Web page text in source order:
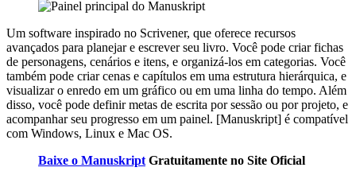
Um software inspirado no Scrivener, que oferece recursos
avançados para planejar e escrever seu livro. Você pode criar fichas
de personagens, cenários e itens, e organizá-los em categorias. Você
também pode criar cenas e capítulos em uma estrutura hierárquica, e
visualizar o enredo em um gráfico ou em uma linha do tempo. Além
disso, você pode definir metas de escrita por sessão ou por projeto, e
acompanhar seu progresso em um painel. [Manuskript] é compatível
com Windows, Linux e Mac OS.
Baixe o Manuskript Gratuitamente no Site Oficial